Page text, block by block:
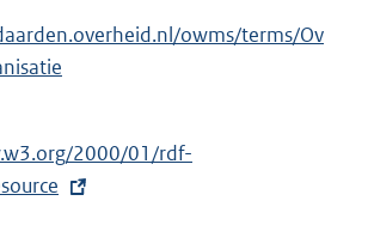
owms/terms/Ov
2000/01/rdf-